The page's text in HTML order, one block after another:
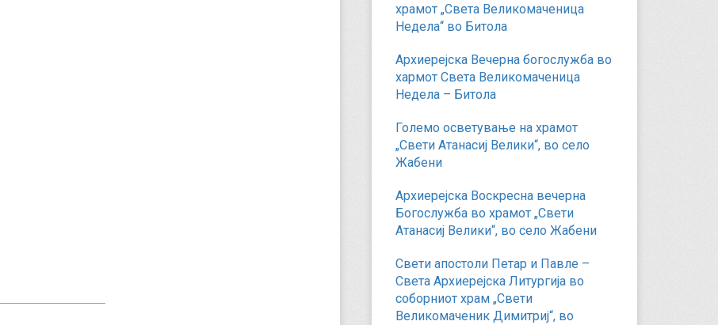
храмот „Света Великомаченица
Недела“ во Битола
Архиерејска Вечерна богослужба во
хармот Света Великомаченица
Недела – Битола
Големо осветување на храмот
„Свети Атанасиј Велики“, во село
Жабени
Архиерејска Воскресна вечерна
Богослужба во храмот „Свети
Атанасиј Велики“, во село Жабени
Свети апостоли Петар и Павле –
Света Архиерејска Литургија во
соборниот храм „Свети
Великомаченик Димитриј“, во